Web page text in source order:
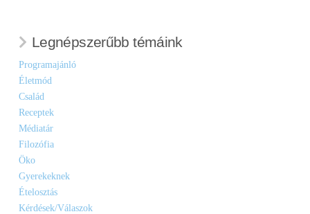
Legnépszerűbb témáink
Programajánló
Életmód
Család
Receptek
Médiatár
Filozófia
Öko
Gyerekeknek
Ételosztás
Kérdések/Válaszok